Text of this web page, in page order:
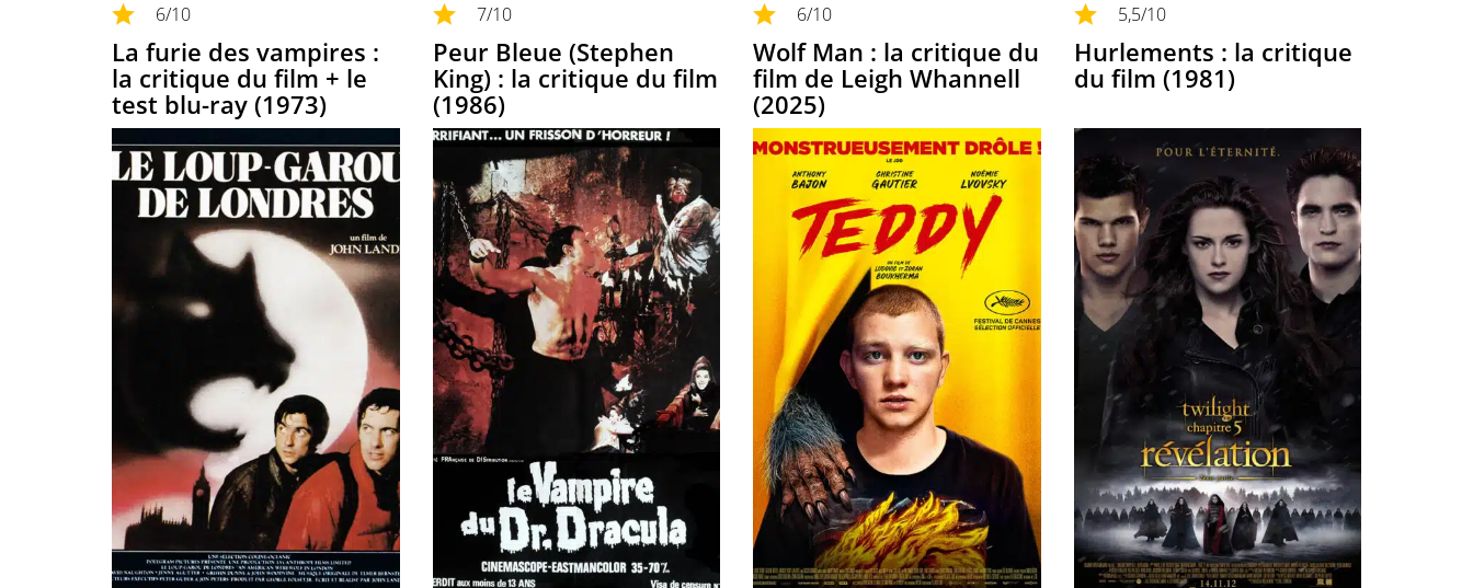
6/10
La furie des vampires :
la critique du film + le
test blu-ray (1973)
7/10
Peur Bleue (Stephen
King) : la critique du film
(1986)
6/10
Wolf Man : la critique du
film de Leigh Whannell
(2025)
5,5/10
Hurlements : la critique
du film (1981)